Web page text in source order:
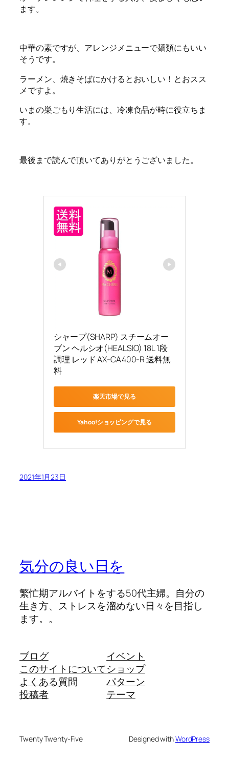
ます。
中華の素ですが、アレンジメニューで麺類にもいい
そうです。
ラーメン、焼きそばにかけるとおいしい！とおスス
メですよ。
いまの巣ごもり生活には、冷凍食品が時に役立ちま
す。
最後まで読んで頂いてありがとうございました。
シャープ(SHARP) スチームオー
ブン ヘルシオ(HEALSIO) 18L 1段
調理 レッド AX-CA400-R 送料無
料
楽天市場で見る
Yahoo!ショッピングで見る
2021年1月23日
気分の良い日を
繁忙期アルバイトをする50代主婦。自分の
生き方、ストレスを溜めない日々を目指し
ます。。
ブログ
このサイトについて
よくある質問
投稿者
イベント
ショップ
パターン
テーマ
Twenty Twenty-Five Designed withWordPress